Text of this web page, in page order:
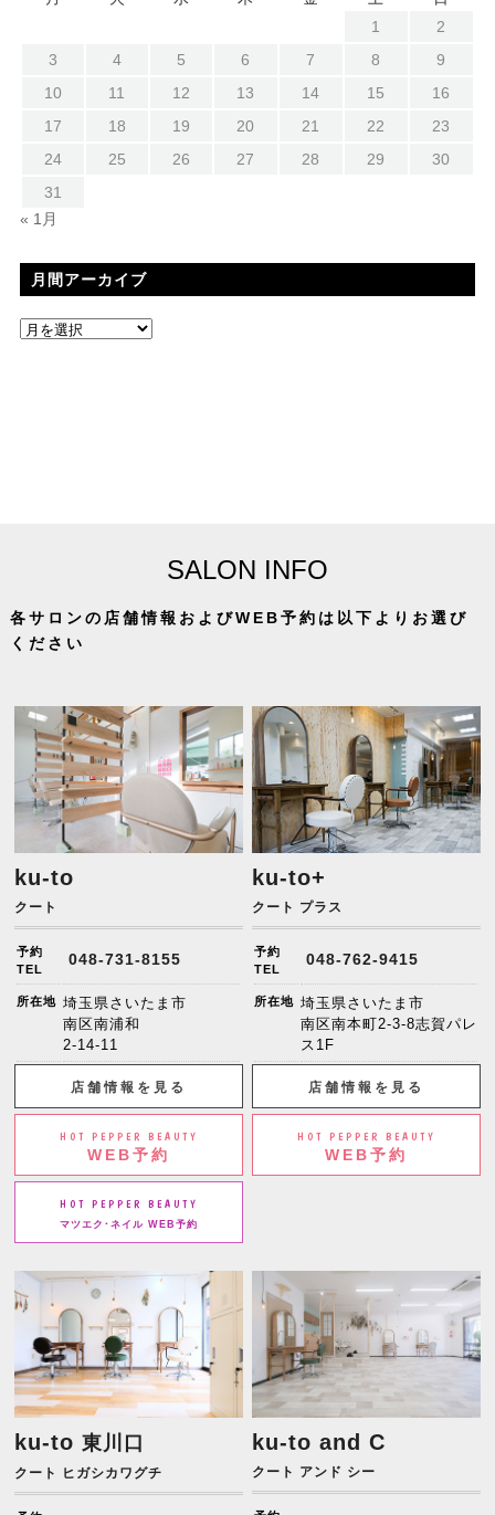
1
2
3
4 5 6 7 8
9
10
11 12 13 14 15
16
17
18 19 20 21 22
23
24
25 26 27 28 29
30
31
« 1月
月間アーカイブ
SALON INFO
各サロンの店舗情報およびWEB予約は以下よりお選び
ください
ku-to
クート
予約
TEL
048-731-8155
所在地 埼玉県さいたま市
南区南浦和
2-14-11
店舗情報を見る
HOT PEPPER BEAUTY
WEB予約
HOT PEPPER BEAUTY
マツエク･ネイル WEB予約
ku-to+
クート プラス
予約
TEL
048-762-9415
所在地 埼玉県さいたま市
南区南本町2-3-8志賀パレ
ス1F
店舗情報を見る
HOT PEPPER BEAUTY
WEB予約
ku-to東川口
クート ヒガシカワグチ
ku-to and C
クート アンド シー